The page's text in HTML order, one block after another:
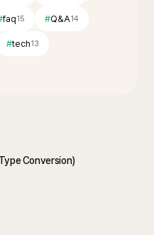
faq15 #Q&A14
#tech13
Conversion)